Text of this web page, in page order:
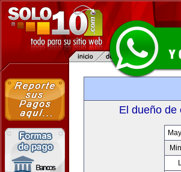
El dueño de